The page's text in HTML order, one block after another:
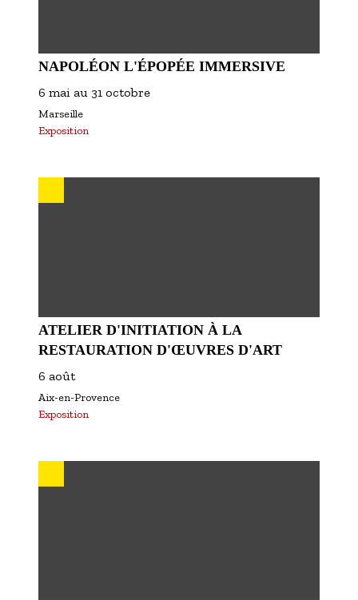
NAPOLÉON L'ÉPOPÉE IMMERSIVE
6 mai au 31 octobre
Marseille
Exposition
ATELIER D'INITIATION À LA
RESTAURATION D'ŒUVRES D'ART
6 août
Aix-en-Provence
Exposition